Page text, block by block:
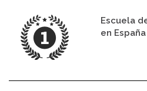
Escuela
en